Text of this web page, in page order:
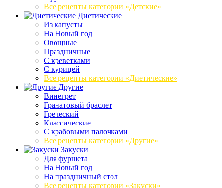
Все рецепты категории «Детские»
Диетические
Из капусты
На Новый год
Овощные
Праздничные
С креветками
С курицей
Все рецепты категории «Диетические»
Другие
Винегрет
Гранатовый браслет
Греческий
Классические
С крабовыми палочками
Все рецепты категории «Другие»
Закуски
Для фуршета
На Новый год
На праздничный стол
Все рецепты категории «Закуски»